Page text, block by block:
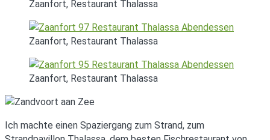
Zaanfort, Restaurant Thalassa
Zaanfort, Restaurant Thalassa
Zaanfort, Restaurant Thalassa
Ich machte einen Spaziergang zum Strand, zum